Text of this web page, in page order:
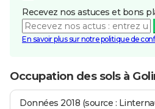
Recevez nos astuces et bons
En savoir plus sur notre politique de
Occupation des sols à
Données 2018 (source :